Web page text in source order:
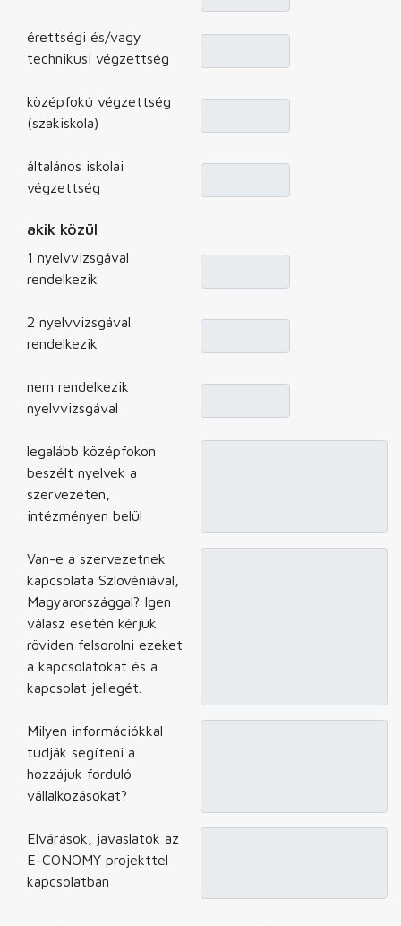
érettségi és/vagy
technikusi végzettség
középfokú végzettség
(szakiskola)
általános iskolai
végzettség
akik közül
1 nyelvvizsgával
rendelkezik
2 nyelvvizsgával
rendelkezik
nem rendelkezik
nyelvvizsgával
legalább középfokon
beszélt nyelvek a
szervezeten,
intézményen belül
Van-e a szervezetnek
kapcsolata Szlovéniával,
Magyarországgal? Igen
válasz esetén kérjük
röviden felsorolni ezeket
a kapcsolatokat és a
kapcsolat jellegét.
Milyen információkkal
tudják segíteni a
hozzájuk forduló
vállalkozásokat?
Elvárások, javaslatok az
E-CONOMY projekttel
kapcsolatban